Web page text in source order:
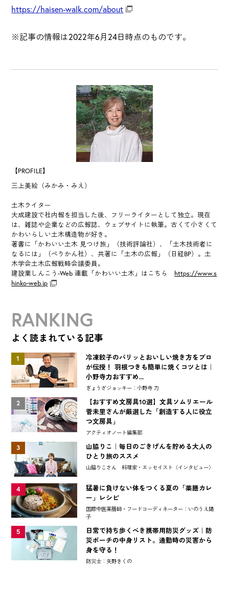
https://haisen-walk.com/about
※記事の情報は2022年6月24日時点のものです。
【PROFILE】
三上美絵（みかみ・みえ）
土木ライター
大成建設で社内報を担当した後、フリーライターとして独立。現在
は、雑誌や企業などの広報誌、ウェブサイトに執筆。古くて小さくて
かわいらしい土木構造物が好き。
著書に「かわいい土木 見つけ旅」（技術評論社）、「土木技術者に
なるには」（ぺりかん社）、共著に「土木の広報」（日経BP）。土
木学会土木広報戦略会議委員。
建設業しんこう-Web 連載「かわいい土木」はこちら https://www.s
hinko-web.jp
RANKING
よく読まれている記事
1
冷凍餃子のパリッとおいしい焼き方をプロ
が伝授！ 羽根つきも簡単に焼くコツとは｜
小野寺力おすすめ...
ぎょうざジョッキー：小野寺 力
2
【おすすめ文房具10選】文具ソムリエール
菅未里さんが厳選した「創造する人に役立
つ文房具」
アクティオノート編集部
3
山脇りこ｜毎日のごきげんを貯める大人の
ひとり旅のススメ
山脇りこさん 料理家・エッセイスト〈インタビュー〉
4
猛暑に負けない体をつくる夏の「薬膳カレ
ー」レシピ
国際中医薬膳師・フードコーディネーター：いのうえ陽
子
5
日常で持ち歩くべき携帯用防災グッズ｜防
災ポーチの中身リスト。通勤時の災害から
身を守る！
防災士：矢野きくの